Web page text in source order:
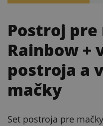
Postroj pre
Rainbow +
postroja a
mačky
Set postroja pre